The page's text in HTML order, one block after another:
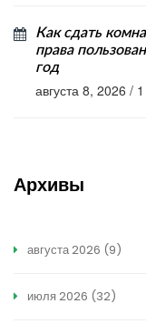
Как сдать
права
год
августа 8, 2026 /
Архивы
августа 2026 (9)
июля 2026 (32)